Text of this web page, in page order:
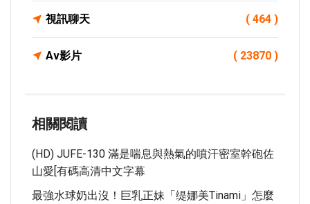
視訊聊天 ( 464 )
Av影片 ( 23870 )
相關閱讀
(HD) JUFE-130 滿是喘息與熱氣的噴汗密室幹砲佐
山愛[有碼高清中文字幕
最強水球奶出沒！巨乳正妹「缇娜美Tinami」怎麼